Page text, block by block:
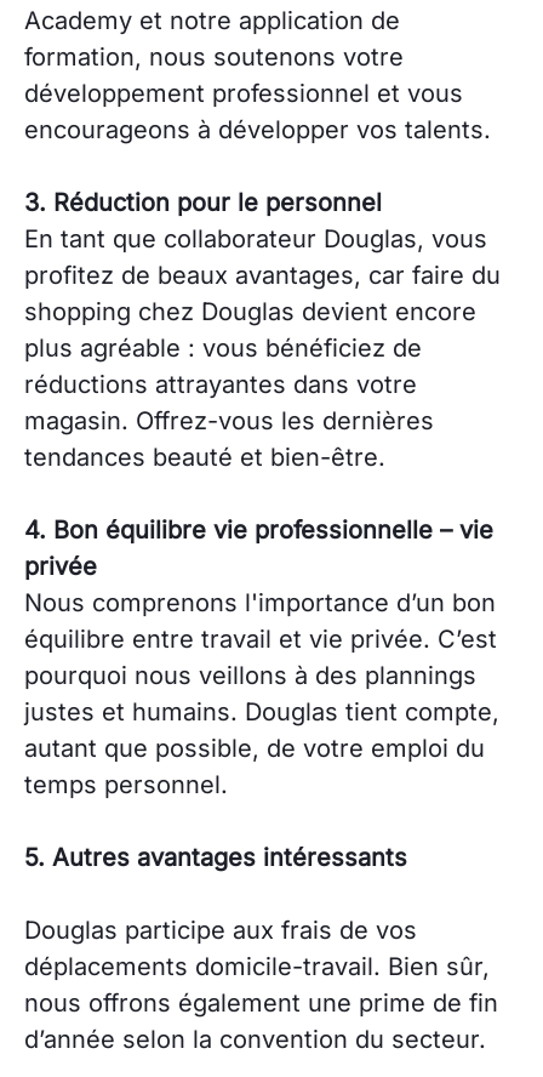
Academy et notre application de
formation, nous soutenons votre
développement professionnel et vous
encourageons à développer vos talents.
3. Réduction pour le personnel
En tant que collaborateur Douglas, vous
profitez de beaux avantages, car faire du
shopping chez Douglas devient encore
plus agréable : vous bénéficiez de
réductions attrayantes dans votre
magasin. Offrez-vous les dernières
tendances beauté et bien-être.
4. Bon équilibre vie professionnelle – vie
privée
Nous comprenons l'importance d’un bon
équilibre entre travail et vie privée. C’est
pourquoi nous veillons à des plannings
justes et humains. Douglas tient compte,
autant que possible, de votre emploi du
temps personnel.
5. Autres avantages intéressants
Douglas participe aux frais de vos
déplacements domicile-travail. Bien sûr,
nous offrons également une prime de fin
d’année selon la convention du secteur.